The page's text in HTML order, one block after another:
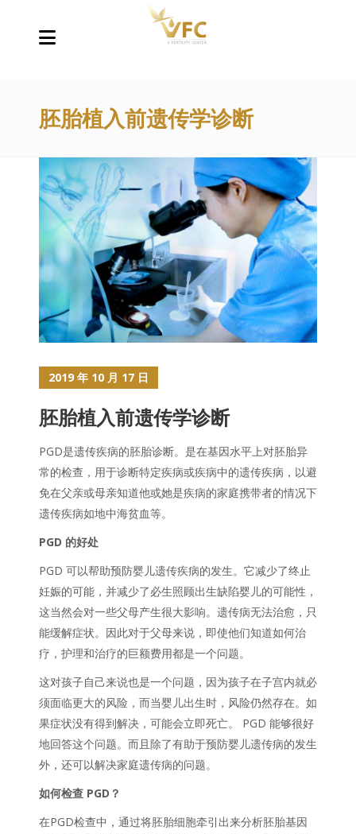
胚胎植入前遗传学诊断
2019 年 10 月 17 日
胚胎植入前遗传学诊断
PGD是遗传疾病的胚胎诊断。是在基因水平上对胚胎异
常的检查，用于诊断特定疾病或疾病中的遗传疾病，以避
免在父亲或母亲知道他或她是疾病的家庭携带者的情况下
遗传疾病如地中海贫血等。
PGD 的好处
PGD 可以帮助预防婴儿遗传疾病的发生。它减少了终止
妊娠的可能，并减少了必生照顾出生缺陷婴儿的可能性，
这当然会对一些父母产生很大影响。遗传病无法治愈，只
能缓解症状。因此对于父母来说，即使他们知道如何治
疗，护理和治疗的巨额费用都是一个问题。
这对孩子自己来说也是一个问题，因为孩子在子宫内就必
须面临更大的风险，而当婴儿出生时，风险仍然存在。如
果症状没有得到解决，可能会立即死亡。 PGD 能够很好
地回答这个问题。而且除了有助于预防婴儿遗传病的发生
外，还可以解决家庭遗传病的问题。
如何检查 PGD？
在PGD检查中，通过将胚胎细胞牵引出来分析胚胎基因